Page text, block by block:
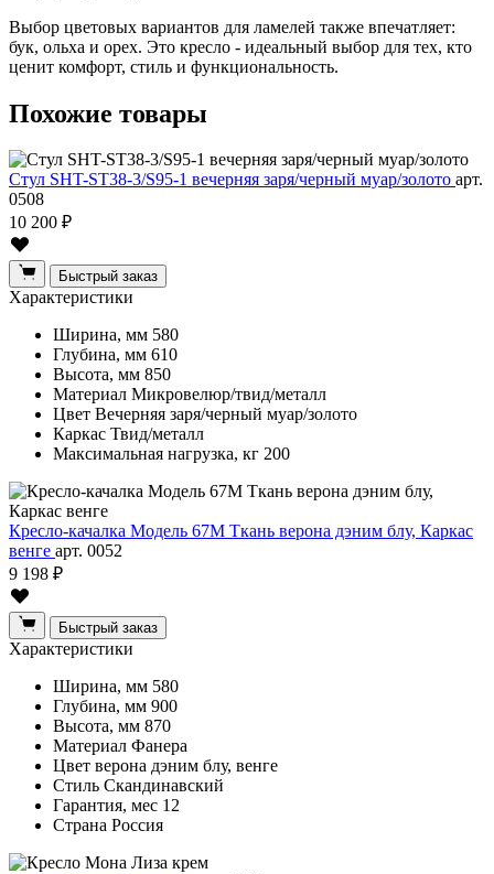
Выбор цветовых вариантов для ламелей также впечатляет:
бук, ольха и орех. Это кресло - идеальный выбор для тех, кто
ценит комфорт, стиль и функциональность.
Похожие товары
Стул SHT-ST38-3/S95-1 вечерняя заря/черный муар/золото арт.
0508
10 200 ₽
Быстрый заказ
Характеристики
Ширина, мм 580
Глубина, мм 610
Высота, мм 850
Материал Микровелюр/твид/металл
Цвет Вечерняя заря/черный муар/золото
Каркас Твид/металл
Максимальная нагрузка, кг 200
Кресло-качалка Модель 67М Ткань верона дэним блу, Каркас
венге арт. 0052
9 198 ₽
Быстрый заказ
Характеристики
Ширина, мм 580
Глубина, мм 900
Высота, мм 870
Материал Фанера
Цвет верона дэним блу, венге
Стиль Скандинавский
Гарантия, мес 12
Страна Россия